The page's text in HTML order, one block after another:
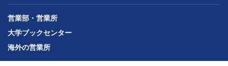
営業部・営業所
大学ブックセンター
海外の営業所